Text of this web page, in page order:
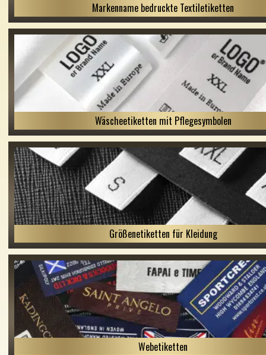
Markenname bedruckte Textiletiketten
Wäscheetiketten mit Pflegesymbolen
Größenetiketten für Kleidung
Webetiketten